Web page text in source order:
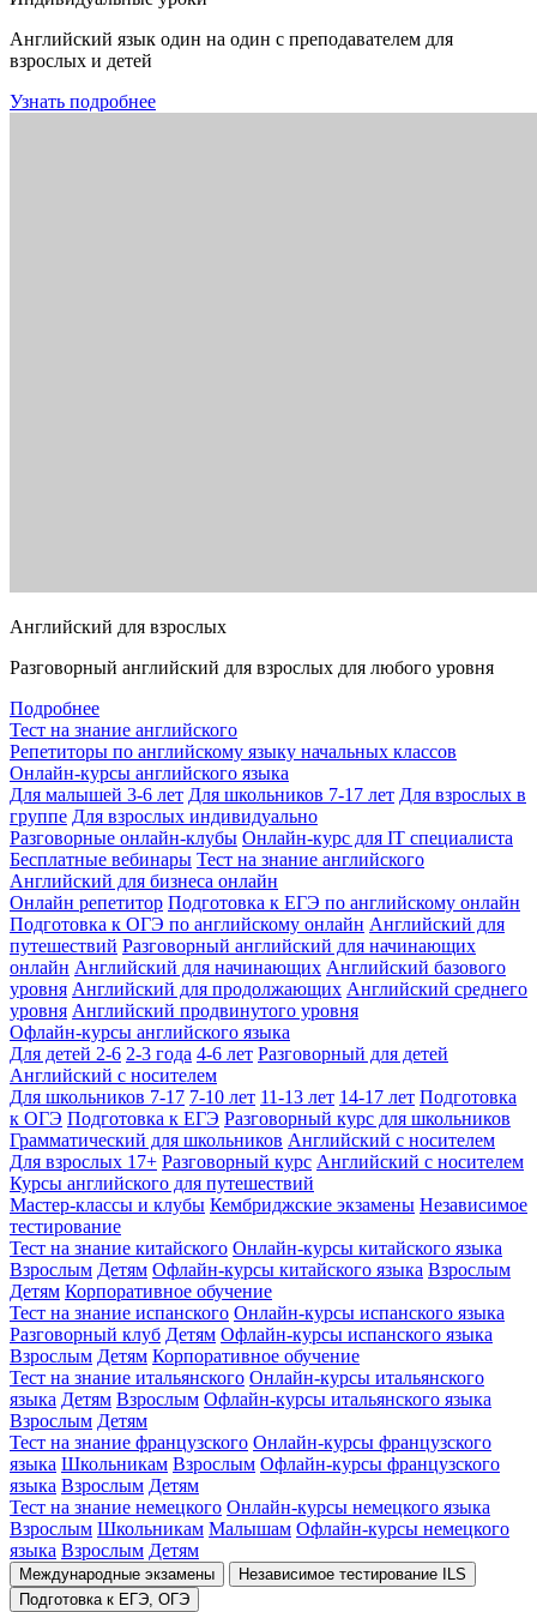
Английский язык один на один с преподавателем для
взрослых и детей
Узнать подробнее
Английский для взрослых
Разговорный английский для взрослых для любого уровня
Подробнее
Тест на знание английского
Репетиторы по английскому языку начальных классов
Онлайн-курсы английского языка
Для малышей 3-6 лет Для школьников 7-17 лет Для взрослых в
группе Для взрослых индивидуально
Разговорные онлайн-клубы Онлайн-курс для IT специалиста
Бесплатные вебинары Тест на знание английского
Английский для бизнеса онлайн
Онлайн репетитор Подготовка к ЕГЭ по английскому онлайн
Подготовка к ОГЭ по английскому онлайн Английский для
путешествий Разговорный английский для начинающих
онлайн Английский для начинающих Английский базового
уровня Английский для продолжающих Английский среднего
уровня Английский продвинутого уровня
Офлайн-курсы английского языка
Для детей 2-6 2-3 года 4-6 лет Разговорный для детей
Английский с носителем
Для школьников 7-17 7-10 лет 11-13 лет 14-17 лет Подготовка
к ОГЭ Подготовка к ЕГЭ Разговорный курс для школьников
Грамматический для школьников Английский с носителем
Для взрослых 17+ Разговорный курс Английский с носителем
Курсы английского для путешествий
Мастер-классы и клубы Кембриджские экзамены Независимое
тестирование
Тест на знание китайского Онлайн-курсы китайского языка
Взрослым Детям Офлайн-курсы китайского языка Взрослым
Детям Корпоративное обучение
Тест на знание испанского Онлайн-курсы испанского языка
Разговорный клуб Детям Офлайн-курсы испанского языка
Взрослым Детям Корпоративное обучение
Тест на знание итальянского Онлайн-курсы итальянского
языка Детям Взрослым Офлайн-курсы итальянского языка
Взрослым Детям
Тест на знание французского Онлайн-курсы французского
языка Школьникам Взрослым Офлайн-курсы французского
языка Взрослым Детям
Тест на знание немецкого Онлайн-курсы немецкого языка
Взрослым Школьникам Малышам Офлайн-курсы немецкого
языка Взрослым Детям
Международные экзамены
Независимое тестирование ILS
Подготовка к ЕГЭ, ОГЭ